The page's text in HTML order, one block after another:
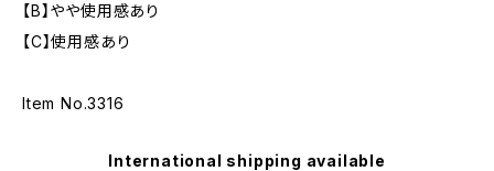
【B】やや使用感あり
【C】使用感あり
Item No.3316
International shipping available